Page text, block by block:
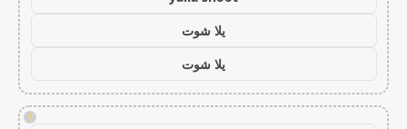
يلا شوت
يلا شوت
!